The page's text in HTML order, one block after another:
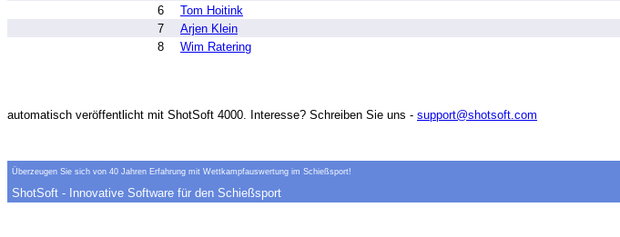
6
Tom Hoitink
7
Arjen Klein
8
Wim Ratering
automatisch veröffentlicht mit ShotSoft 4000. Interesse? Schreiben Sie uns - support@shotsoft.com
Überzeugen Sie sich von 40 Jahren Erfahrung mit Wettkampfauswertung im Schießsport!
ShotSoft - Innovative Software für den Schießsport